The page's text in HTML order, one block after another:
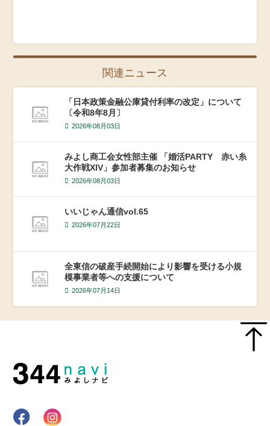
関連ニュース
「日本政策金融公庫貸付利率の改定」について
〔令和8年8月〕
2026年08月03日
みよし商工会女性部主催 「婚活PARTY 赤い糸
大作戦XIV」参加者募集のお知らせ
2026年08月03日
いいじゃん通信vol.65
2026年07月22日
全東信の破産手続開始により影響を受ける小規
模事業者等への支援について
2026年07月14日